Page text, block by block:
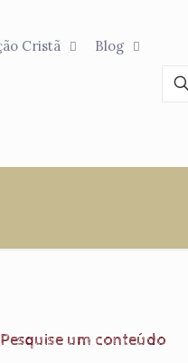
Cristã Blog
Pesquise um conteúdo